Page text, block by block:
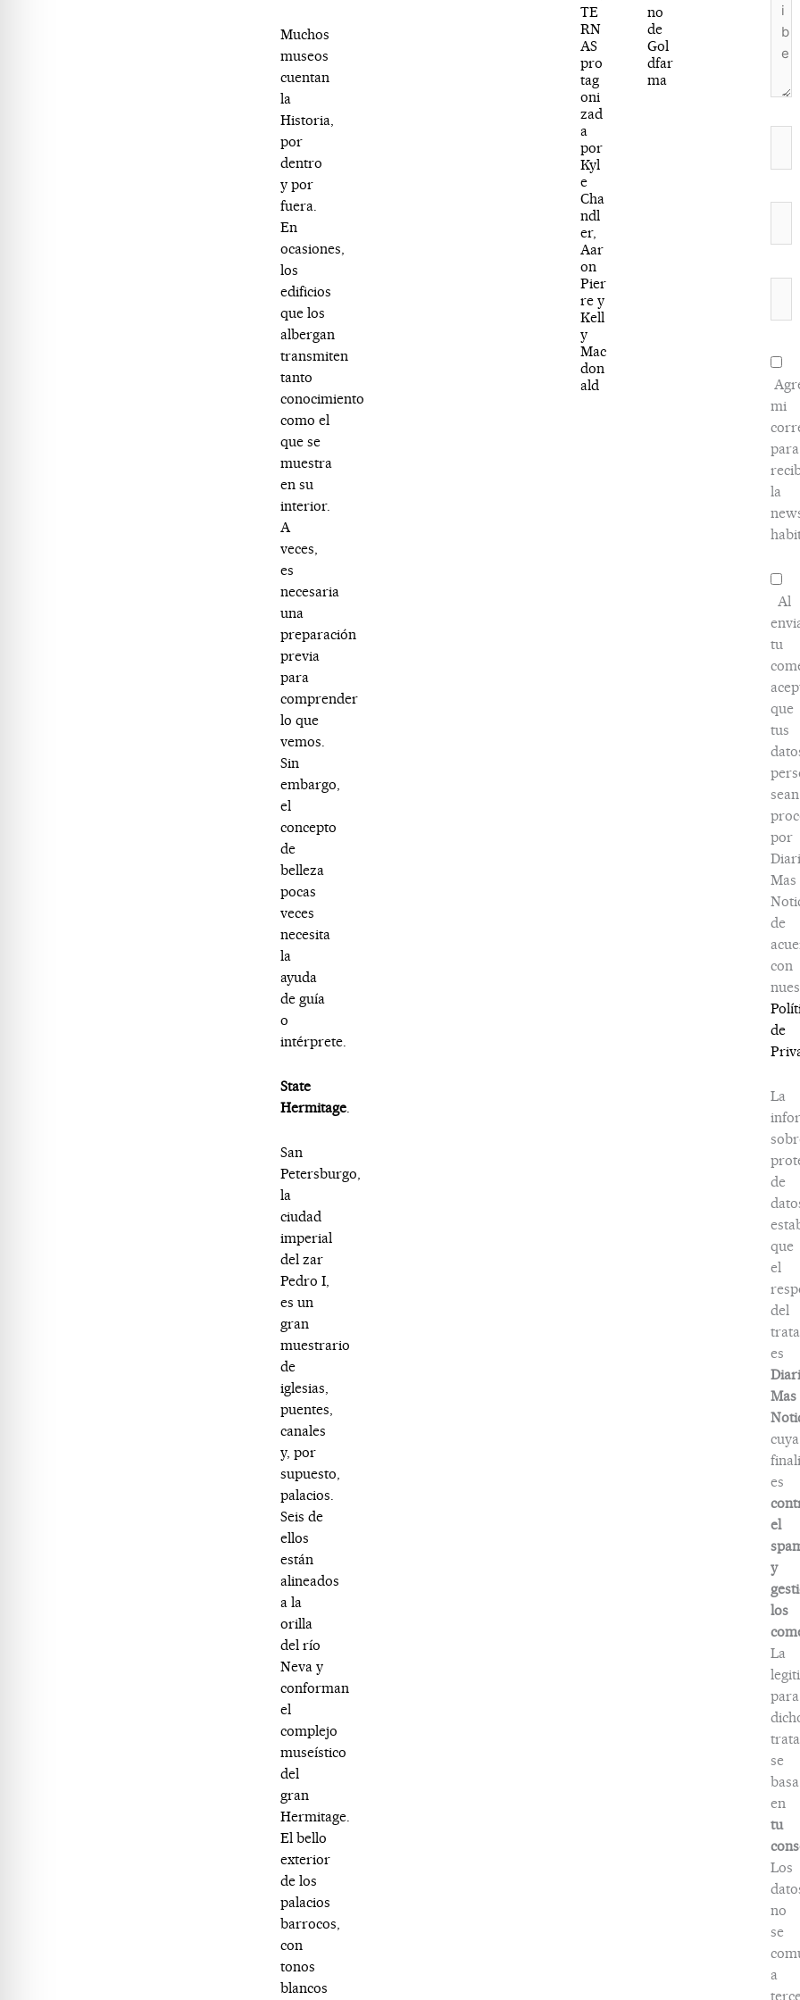
Muchos
museos
cuentan
la
Historia,
por
dentro
y por
fuera.
En
ocasiones,
los
edificios
que los
albergan
transmiten
tanto
conocimiento
como el
que se
muestra
en su
interior.
A
veces,
es
necesaria
una
preparación
previa
para
comprender
lo que
vemos.
Sin
embargo,
el
concepto
de
belleza
pocas
veces
necesita
la
ayuda
de guía
o
intérprete.
State
Hermitage.
San
Petersburgo,
la
ciudad
imperial
del zar
Pedro I,
es un
gran
muestrario
de
iglesias,
puentes,
canales
y, por
supuesto,
palacios.
Seis de
ellos
están
alineados
a la
orilla
del río
Neva y
conforman
el
complejo
museístico
del
gran
Hermitage.
El bello
exterior
de los
palacios
barrocos,
con
tonos
blancos
TE
RN
AS
pro
tag
oni
zad
a
por
Kyl
e
Cha
ndl
er,
Aar
on
Pier
re y
Kell
y
Mac
don
ald
no
de
Gol
dfar
ma
mi
para
la
Al
tu
que
tus
sean
por
Mas
de
con
de
La
de
que
el
del
es
Mas
cuya
es
el
y
los
La
para
se
basa
en
tu
Los
no
se
a